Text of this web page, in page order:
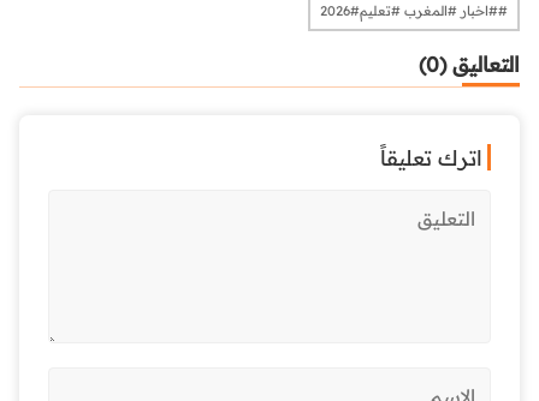
##اخبار #المغرب #تعليم#2026
التعاليق (0)
اترك تعليقاً